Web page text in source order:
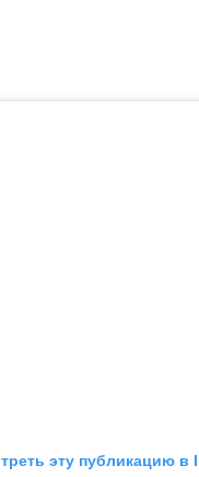
эту публикацию в